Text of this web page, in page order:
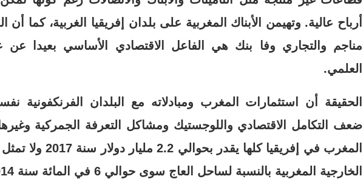
أرباح عالية. وتهيمن الأبناك المغربية على بلدان إفريقيا الغربية، كما أن
مناجم والتجاري وفا بنك هي الفاعل الاقتصادي الأساسي بعيدا
العلمي.
الحقيقة أن استثمارات المغرب ومبادلاته مع البلدان الفرنكفونية
ضعف التكامل الاقتصادي واللوجستيك ومشاكل التعرفة الجمركية
المغرب في إفريقيا كلها
الخارجية المغربية بالنسبة لساحل العاج سوى حوالي 6 في المائة سنة 2014.